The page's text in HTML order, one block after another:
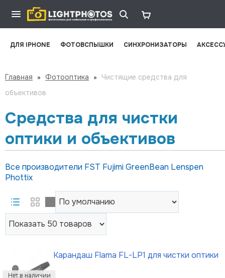
ДЛЯ IPHONE ФОТОВСПЫШКИ СИНХРОНИЗАТОРЫ
Главная » Фотооптика »
Чистящие средства для
объективов
Средства для чистки
оптики и объективов
Все производители FST FujimiGreenBean Lenspen
Phottix
Карандаш Flama FL-LP1 для чистки оптики